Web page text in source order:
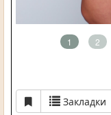
1 2
Закладки